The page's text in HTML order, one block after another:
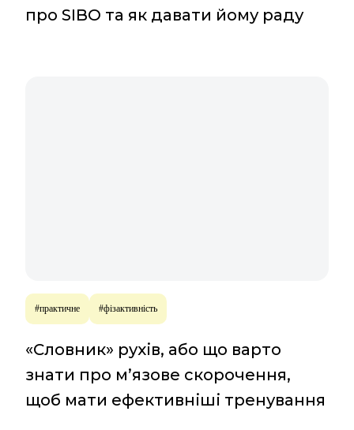
про SIBO та як давати йому раду
#практичне #фізактивність
«Словник» рухів, або що варто
знати про м’язове скорочення,
щоб мати ефективніші тренування